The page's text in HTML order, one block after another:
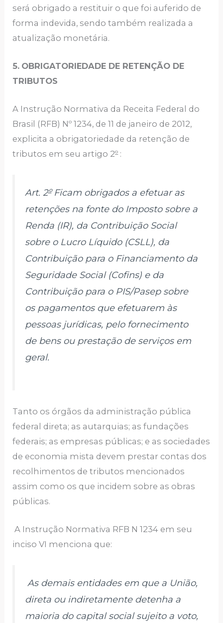
será obrigado a restituir o que foi auferido de
forma indevida, sendo também realizada a
atualização monetária.
5. OBRIGATORIEDADE DE RETENÇÃO DE
TRIBUTOS
A Instrução Normativa da Receita Federal do
Brasil (RFB) Nº 1234, de 11 de janeiro de 2012,
explicita a obrigatoriedade da retenção de
tributos em seu artigo 2º:
Art. 2ºFicam obrigados a efetuar as
retenções na fonte do Imposto sobre a
Renda (IR), da Contribuição Social
sobre o Lucro Líquido (CSLL), da
Contribuição para o Financiamento da
Seguridade Social (Cofins) e da
Contribuição para o PIS/Pasep sobre
os pagamentos que efetuarem às
pessoas jurídicas, pelo fornecimento
de bens ou prestação de serviços em
geral.
Tanto os órgãos da administração pública
federal direta; as autarquias; as fundações
federais; as empresas públicas; e as sociedades
de economia mista devem prestar contas dos
recolhimentos de tributos mencionados
assim como os que incidem sobre as obras
públicas.
A Instrução Normativa RFB N 1234 em seu
inciso VI menciona que:
As demais entidades em que a União,
direta ou indiretamente detenha a
maioria do capital social sujeito a voto,